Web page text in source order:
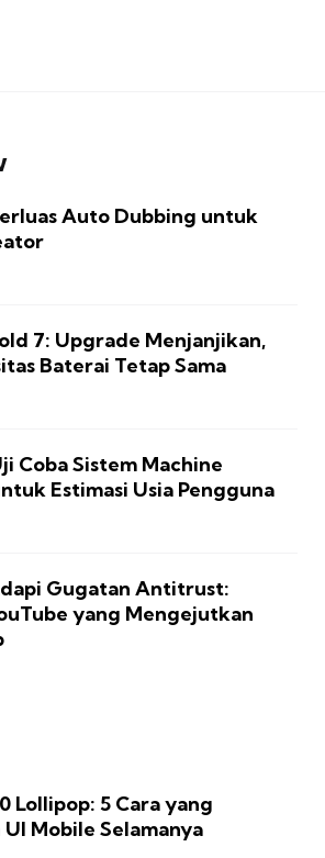
Auto Dubbing untuk
7: Upgrade Menjanjikan,
Baterai Tetap Sama
Coba Sistem Machine
Estimasi Usia Pengguna
Gugatan Antitrust:
yang Mengejutkan
Lollipop: 5 Cara yang
Mobile Selamanya